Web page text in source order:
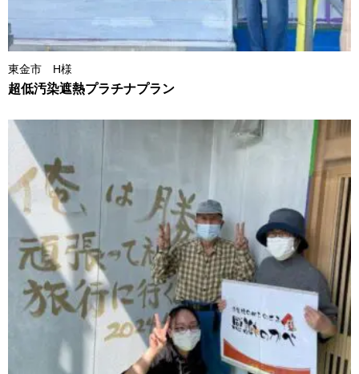
東金市 H様
超低汚染遮熱プラチナプラン